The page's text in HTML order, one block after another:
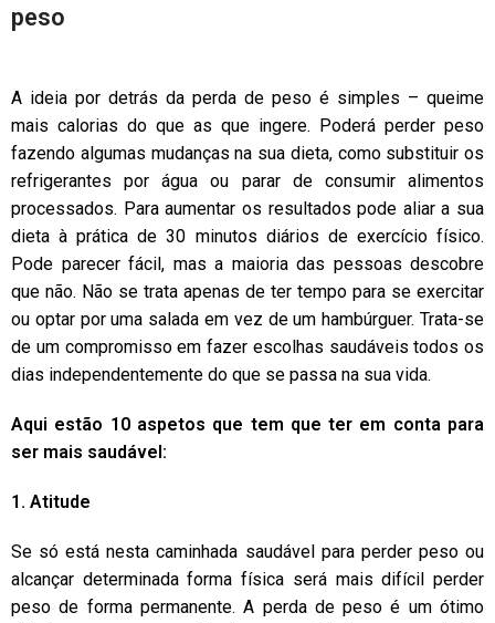
peso
A ideia por detrás da perda de peso é simples – queime
mais calorias do que as que ingere. Poderá perder peso
fazendo algumas mudanças na sua dieta, como substituir os
refrigerantes por água ou parar de consumir alimentos
processados. Para aumentar os resultados pode aliar a sua
dieta à prática de 30 minutos diários de exercício físico.
Pode parecer fácil, mas a maioria das pessoas descobre
que não. Não se trata apenas de ter tempo para se exercitar
ou optar por uma salada em vez de um hambúrguer. Trata-se
de um compromisso em fazer escolhas saudáveis todos os
dias independentemente do que se passa na sua vida.
Aqui estão 10 aspetos que tem que ter em conta para
ser mais saudável:
1. Atitude
Se só está nesta caminhada saudável para perder peso ou
alcançar determinada forma física será mais difícil perder
peso de forma permanente. A perda de peso é um ótimo